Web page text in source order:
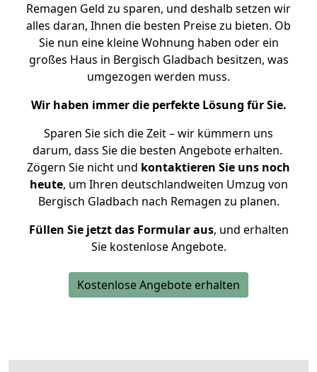
Remagen Geld zu sparen, und deshalb setzen wir
alles daran, Ihnen die besten Preise zu bieten. Ob
Sie nun eine kleine Wohnung haben oder ein
großes Haus in Bergisch Gladbach besitzen, was
umgezogen werden muss.
Wir haben immer die perfekte Lösung für Sie.
Sparen Sie sich die Zeit – wir kümmern uns
darum, dass Sie die besten Angebote erhalten.
Zögern Sie nicht und kontaktieren Sie uns noch
heute, um Ihren deutschlandweiten Umzug von
Bergisch Gladbach nach Remagen zu planen.
Füllen Sie jetzt das Formular aus, und erhalten
Sie kostenlose Angebote.
Kostenlose Angebote erhalten